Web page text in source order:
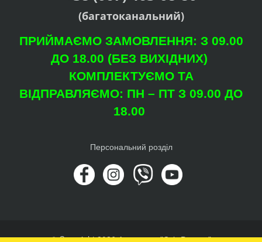
(багатоканальний)
ПРИЙМАЄМО ЗАМОВЛЕННЯ: З 09.00
ДО 18.00 (БЕЗ ВИХІДНИХ)
КОМПЛЕКТУЄМО ТА
ВІДПРАВЛЯЄМО: ПН – ПТ З 09.00 ДО
18.00
Персональний розділ
© Copyright 2026 Агроцентр "Світ Рослин"